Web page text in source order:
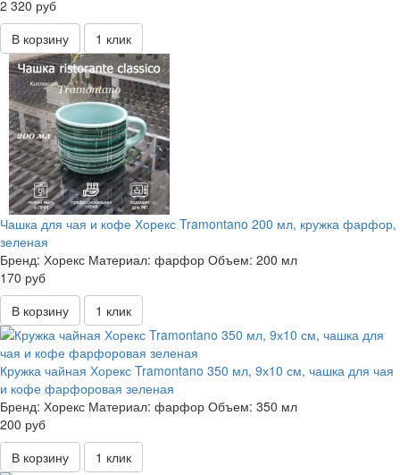
2 320 руб
В корзину
1 клик
Чашка для чая и кофе Хорекс Tramontano 200 мл, кружка фарфор,
зеленая
Бренд: Хорекс Материал: фарфор Объем: 200 мл
170 руб
В корзину
1 клик
Кружка чайная Хорекс Tramontano 350 мл, 9х10 см, чашка для чая
и кофе фарфоровая зеленая
Бренд: Хорекс Материал: фарфор Объем: 350 мл
200 руб
В корзину
1 клик